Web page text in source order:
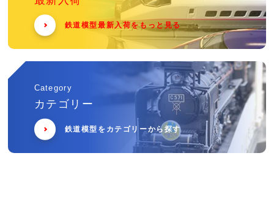
鉄道模型最新入荷をもっと見る
Category
カテゴリー
鉄道模型をカテゴリーから探す